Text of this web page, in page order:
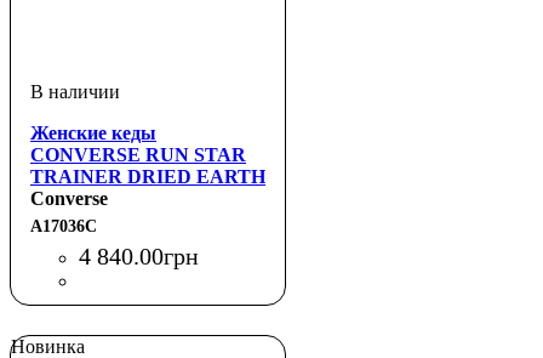
Женские кеды
CONVERSE RUN STAR
TRAINER DRIED EARTH
Converse
A17036C
4 840.00грн
Новинка